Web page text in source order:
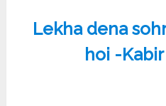
Lekha dena
hoi -